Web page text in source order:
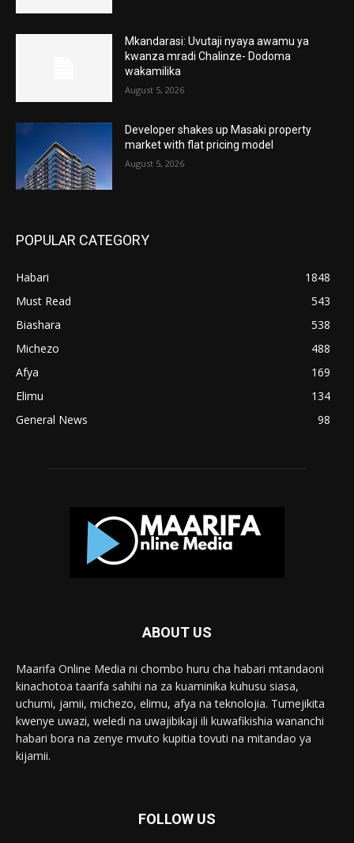
Mkandarasi: Uvutaji nyaya awamu ya
kwanza mradi Chalinze- Dodoma
wakamilika
August 5, 2026
Developer shakes up Masaki property
market with flat pricing model
August 5, 2026
POPULAR CATEGORY
Habari
1848
Must Read
543
Biashara
538
Michezo
488
Afya
169
Elimu
134
General News
98
ABOUT US
Maarifa Online Media ni chombo huru cha habari mtandaoni
kinachotoa taarifa sahihi na za kuaminika kuhusu siasa,
uchumi, jamii, michezo, elimu, afya na teknolojia. Tumejikita
kwenye uwazi, weledi na uwajibikaji ili kuwafikishia wananchi
habari bora na zenye mvuto kupitia tovuti na mitandao ya
kijamii.
FOLLOW US